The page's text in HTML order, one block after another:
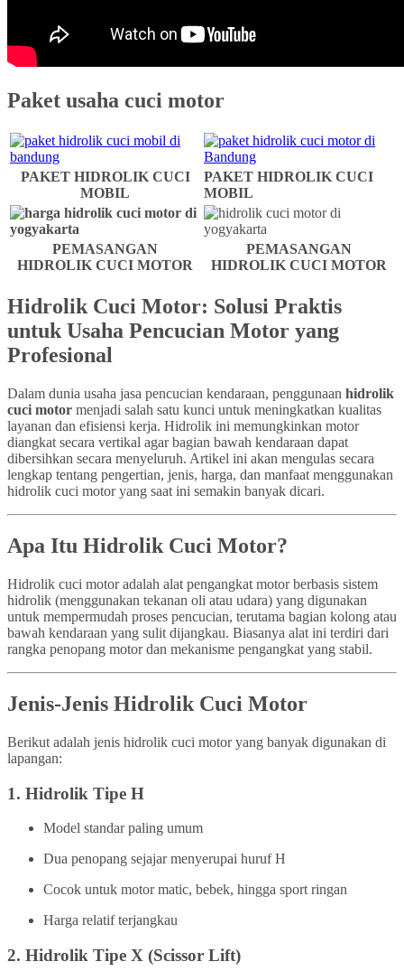
Paket usaha cuci motor
PAKET HIDROLIK CUCI
MOBIL
PAKET HIDROLIK CUCI
MOBIL
PEMASANGAN
HIDROLIK CUCI MOTOR
PEMASANGAN
HIDROLIK CUCI MOTOR
Hidrolik Cuci Motor: Solusi Praktis
untuk Usaha Pencucian Motor yang
Profesional
Dalam dunia usaha jasa pencucian kendaraan, penggunaan hidrolik
cuci motor menjadi salah satu kunci untuk meningkatkan kualitas
layanan dan efisiensi kerja. Hidrolik ini memungkinkan motor
diangkat secara vertikal agar bagian bawah kendaraan dapat
dibersihkan secara menyeluruh. Artikel ini akan mengulas secara
lengkap tentang pengertian, jenis, harga, dan manfaat menggunakan
hidrolik cuci motor yang saat ini semakin banyak dicari.
Apa Itu Hidrolik Cuci Motor?
Hidrolik cuci motor adalah alat pengangkat motor berbasis sistem
hidrolik (menggunakan tekanan oli atau udara) yang digunakan
untuk mempermudah proses pencucian, terutama bagian kolong atau
bawah kendaraan yang sulit dijangkau. Biasanya alat ini terdiri dari
rangka penopang motor dan mekanisme pengangkat yang stabil.
Jenis-Jenis Hidrolik Cuci Motor
Berikut adalah jenis hidrolik cuci motor yang banyak digunakan di
lapangan:
1. Hidrolik Tipe H
Model standar paling umum
Dua penopang sejajar menyerupai huruf H
Cocok untuk motor matic, bebek, hingga sport ringan
Harga relatif terjangkau
2. Hidrolik Tipe X (Scissor Lift)